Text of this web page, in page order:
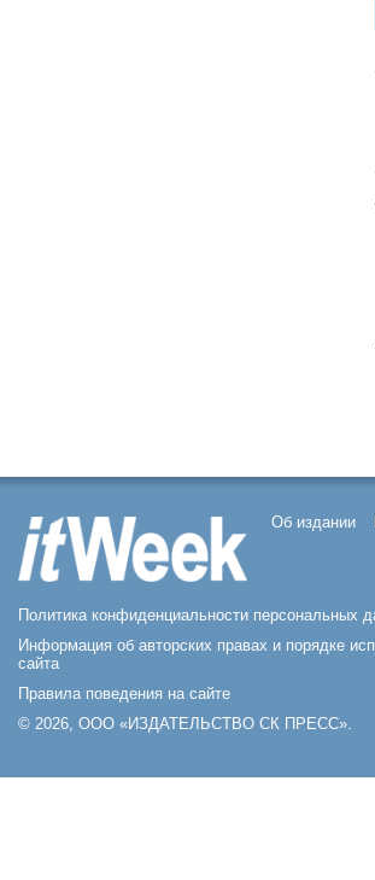
Об издании
Политика конфиденциальности персональных
Информация об авторских правах и порядке
сайта
Правила поведения на сайте
© 2026, ООО «ИЗДАТЕЛЬСТВО СК ПРЕСС».